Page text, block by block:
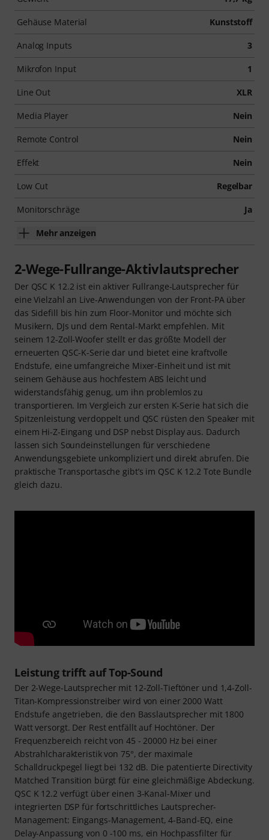
Gehäuse Material Kunststoff
Analog Inputs 3
Mikrofon Input 1
Line Out XLR
Media Player Nein
Remote Control Nein
Effekt Nein
Low Cut Regelbar
Monitorschräge Ja
Mehr anzeigen
2-Wege-Fullrange-Aktivlautsprecher
Der QSC K 12.2 ist ein aktiver Fullrange-Lautsprecher für
eine Vielzahl an Live-Anwendungen von der Front-PA über
das Sidefill bis hin zum Floor-Monitor und möchte sich
Musikern, DJs und dem Rental-Markt empfehlen. Mit
seinem 12-Zoll-Woofer stellt er das größte Modell der
erneuerten QSC-K-Serie dar und bietet eine kraftvolle
Endstufe, eine umfangreiche Mixer-Einheit und ist mit
seinem Gehäuse aus hochfestem ABS leicht und
widerstandsfähig genug, um ihn problemlos zu
transportieren. Im Vergleich zur ersten K-Serie hat sich die
Spitzenleistung verdoppelt und QSC rüsten den Speaker mit
einem Hi-Z-Eingang und DSP nebst Display aus. Dadurch
lassen sich Soundeinstellungen für verschiedene
Anwendungsgebiete unkompliziert und direkt abrufen. Die
praktische Transportasche gibt’s im QSC K 12.2 Tote Bundle
gleich dazu.
Leistung trifft auf Top-Sound
Der 2-Wege-Lautsprecher mit 12-Zoll-Tieftöner und 1,4-Zoll-
Titan-Kompressionstreiber wird von einer 2000 Watt
Endstufe angetrieben, die den Basslautsprecher mit 1800
Watt versorgt. Der Rest entfällt auf Hochtöner. Der
Frequenzbereich reicht von 45 - 20000 Hz bei einer
Abstrahlcharakteristik von 75°, der maximale
Schalldruckpegel liegt bei 132 dB. Die patentierte Directivity
Matched Transition bürgt für eine gleichmäßige Abdeckung.
QSC K 12.2 verfügt über einen 3-Kanal-Mixer und
integrierten DSP für fortschrittliches Lautsprecher-
Management: Eingangs-Management, 4-Band-EQ, eine
Delay-Anpassung von 0 -100 ms, ein Hochpassfilter für